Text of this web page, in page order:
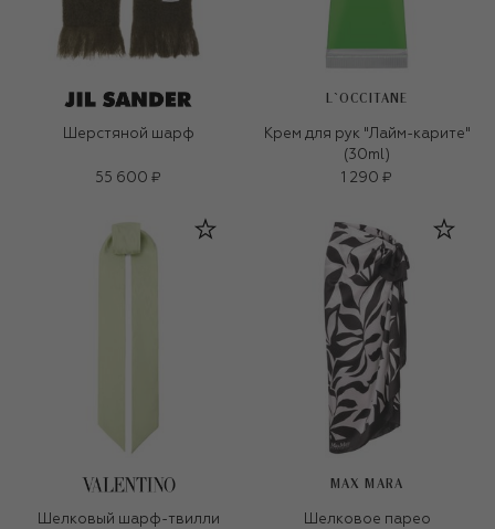
Шерстяной шарф
55 600 ₽
L`OCCITANE
Крем для рук "Лайм-карите"
(30ml)
1 290 ₽
Шелковый шарф-твилли
MAX MARA
Шелковое парео